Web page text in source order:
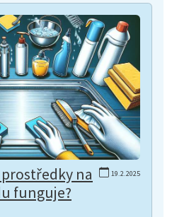
19.2.2025
na
funguje?